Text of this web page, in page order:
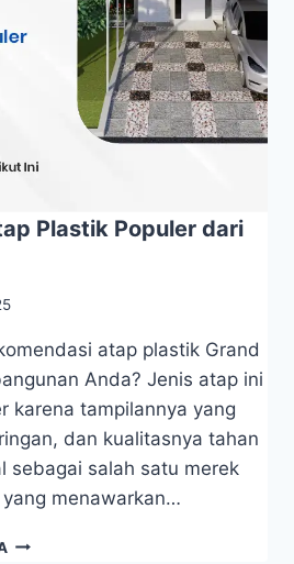
Plastik Populer dari
atap plastik Grand
Anda? Jenis atap ini
karena tampilannya yang
dan kualitasnya tahan
sebagai salah satu merek
menawarkan…